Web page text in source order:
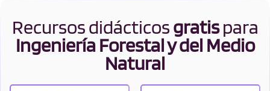
Recursos didácticosgratispara
Ingeniería Forestal y del Medio
Natural